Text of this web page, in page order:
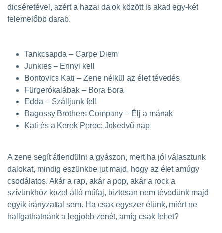
dicséretével, azért a hazai dalok között is akad egy-két
felemelőbb darab.
Tankcsapda – Carpe Diem
Junkies – Ennyi kell
Bontovics Kati – Zene nélkül az élet tévedés
Fürgerókalábak – Bora Bora
Edda – Szálljunk fel!
Bagossy Brothers Company – Élj a mának
Kati és a Kerek Perec: Jókedvű nap
A zene segít átlendülni a gyászon, mert ha jól választunk
dalokat, mindig eszünkbe jut majd, hogy az élet amúgy
csodálatos. Akár a rap, akár a pop, akár a rock a
szívünkhöz közel álló műfaj, biztosan nem tévedünk majd
egyik irányzattal sem. Ha csak egyszer élünk, miért ne
hallgathatnánk a legjobb zenét, amíg csak lehet?